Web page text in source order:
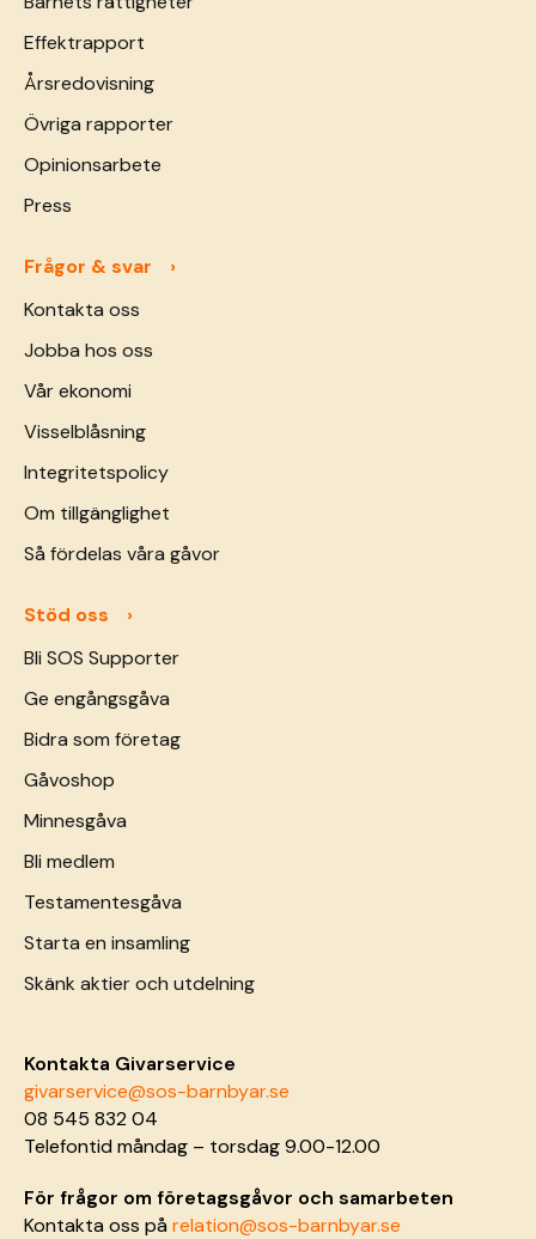
Effektrapport
Årsredovisning
Övriga rapporter
Opinionsarbete
Press
Frågor & svar
Kontakta oss
Jobba hos oss
Vår ekonomi
Visselblåsning
Integritetspolicy
Om tillgänglighet
Så fördelas våra gåvor
Stöd oss
Bli SOS Supporter
Ge engångsgåva
Bidra som företag
Gåvoshop
Minnesgåva
Bli medlem
Testamentesgåva
Starta en insamling
Skänk aktier och utdelning
Kontakta Givarservice
givarservice@sos-barnbyar.se
08 545 832 04
Telefontid måndag – torsdag 9.00-12.00
För frågor om företagsgåvor och samarbeten
Kontakta oss pårelation@sos-barnbyar.se